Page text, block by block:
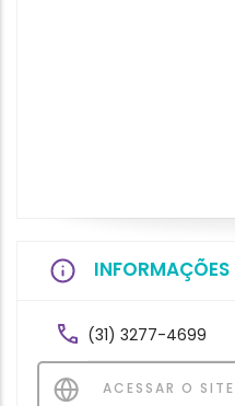
INFORMAÇÕES
(31) 3277-4699
ACESSAR O SITE